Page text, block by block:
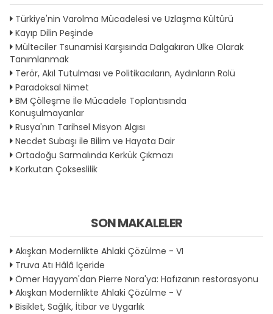
Türkiye'nin Varolma Mücadelesi ve Uzlaşma Kültürü
Kayıp Dilin Peşinde
Mülteciler Tsunamisi Karşısında Dalgakıran Ülke Olarak
Tanımlanmak
Terör, Akıl Tutulması ve Politikacıların, Aydınların Rolü
Paradoksal Nimet
BM Çölleşme İle Mücadele Toplantısında
Konuşulmayanlar
Rusya'nın Tarihsel Misyon Algısı
Necdet Subaşı ile Bilim ve Hayata Dair
Ortadoğu Sarmalında Kerkük Çıkmazı
Korkutan Çokseslilik
SON MAKALELER
Akışkan Modernlikte Ahlaki Çözülme - VI
Truva Atı Hâlâ İçeride
Ömer Hayyam'dan Pierre Nora'ya: Hafızanın restorasyonu
Akışkan Modernlikte Ahlaki Çözülme - V
Bisiklet, Sağlık, İtibar ve Uygarlık